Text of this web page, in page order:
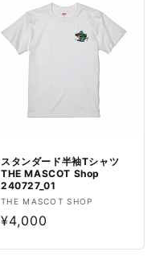
スタンダード半袖Tシャツ
THE MASCOT Shop
240727_01
販
売
THE MASCOT SHOP
通
¥4,000